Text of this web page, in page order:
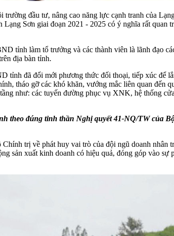
đầu tư, nâng cao năng lực cạnh tranh của
Sơn giai đoạn 2021 - 2025 có ý nghĩa rất quan
tỉnh làm tổ trưởng và các thành viên là lãnh đạo
địa bàn tỉnh.
đã đổi mới phương thức đối thoại, tiếp xúc để
tháo gỡ các khó khăn, vướng mắc liên quan đến
như: các tuyến đường phục vụ XNK, hệ thống
theo đúng tinh thần Nghị quyết 41-NQ/TW của
trị về phát huy vai trò của đội ngũ doanh nhân
sản xuất kinh doanh có hiệu quả, đóng góp vào